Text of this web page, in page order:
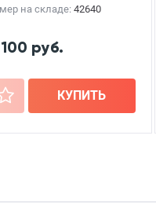
на складе: 42640
100 руб.
+ КУПИТЬ